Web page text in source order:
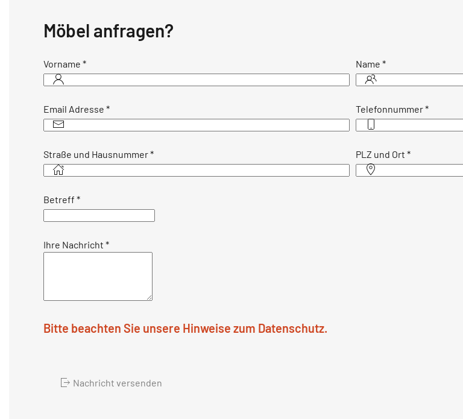
Möbel anfragen?
Vorname * Name *
Email Adresse * Telefonnummer*
Straße und Hausnummer* PLZ und Ort *
Betreff *
Ihre Nachricht *
Bitte beachten Sie unsere Hinweise zum Datenschutz.
Nachricht versenden